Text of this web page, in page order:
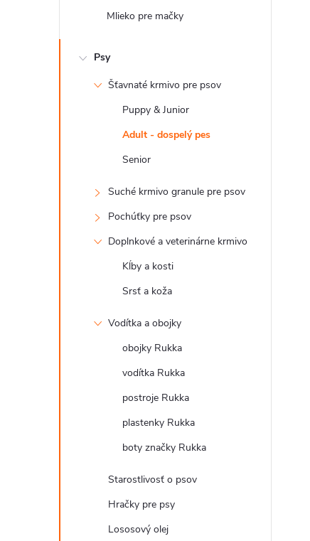
Mlieko pre mačky
Psy
Šťavnaté krmivo pre psov
Puppy & Junior
Adult - dospelý pes
Senior
Suché krmivo granule pre psov
Pochúťky pre psov
Doplnkové a veterinárne krmivo
Kĺby a kosti
Srsť a koža
Vodítka a obojky
obojky Rukka
vodítka Rukka
postroje Rukka
plastenky Rukka
boty značky Rukka
Starostlivosť o psov
Hračky pre psy
Lososový olej